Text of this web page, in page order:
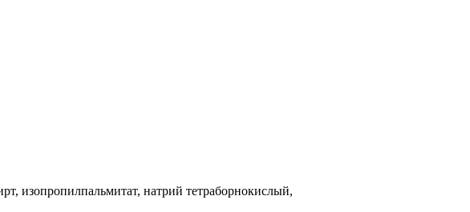
изопропилпальмитат, натрий тетраборнокислый,